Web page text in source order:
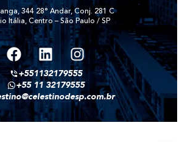
344 28° Andar, Conj. 281 C
Itália, Centro – São Paulo / SP
+551132179555
+55 11 32179555